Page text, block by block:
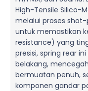
High-Tensile Silico-
melalui proses
untuk memastikan
resistance) yang
presisi, spring rear
belakang,
bermuatan penuh,
komponen gandar